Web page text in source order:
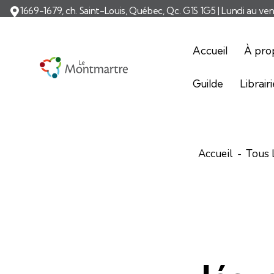
1669-1679, ch. Saint-Louis, Québec, Qc. G1S 1G5 | Lundi au
Accueil À
Guilde
Accueil Tous